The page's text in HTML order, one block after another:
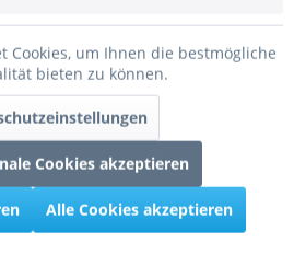
100cm
Cookies, um Ihnen die bestmögliche
bieten zu können.
Cookies akzeptieren
Alle Cookies akzeptieren